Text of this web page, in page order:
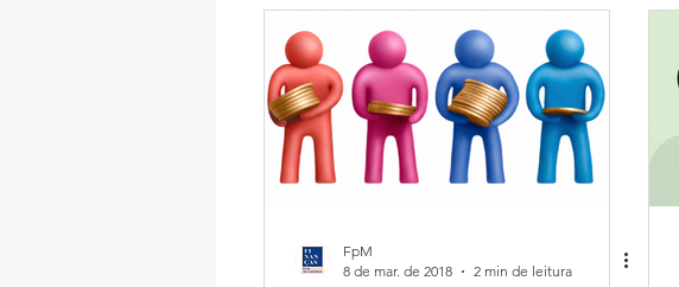
FpM
8 de mar. de 2018
2 min de leitura